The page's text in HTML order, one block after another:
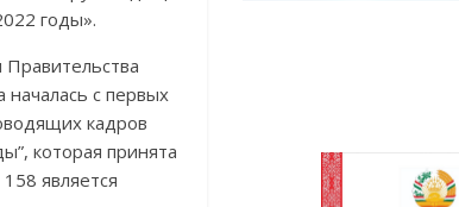
годы».
Правительства
с первых
кадров
которая принята
является